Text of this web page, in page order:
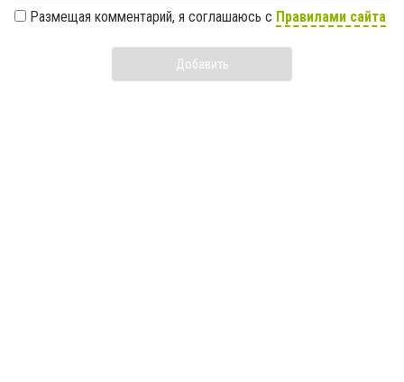
Размещая комментарий, я соглашаюсь с Правилами сайта
Добавить